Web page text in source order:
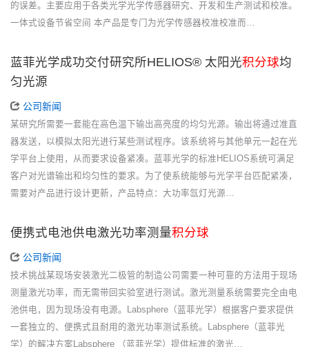
的误差。主要应用于各类光学光学传感器研究、开发和生产测试和校准。
一体式设备节省空间 本产品是专门为光学传感器校准校准而…
蓝菲光学成功交付研究所HELIOS® 太阳光积分球均
匀光源
公司新闻
某研究所需要一套能在高色温下输出高亮度的均匀光源。输出将通过准直
器发送，以模拟太阳光进行某些测试程序。该系统将与其他单元一起在光
学平台上使用，从而要求设备紧凑。蓝菲光学的标准HELIOS系统可满足
客户对光谱输出和均匀性的要求。为了使系统能够与光学平台匹配紧凑，
需要对产品进行设计更新，产品特点：大功率氙灯光源…
便携式电池供电激光功率测量积分球
公司新闻
技术挑战某现场安装激光二极管的制造公司需要一种可靠的方法用于现场
测量激光功率，而无需带回实验室进行测试。激光测量系统需要完全由电
池供电，因为现场没有电源。Labsphere（蓝菲光学）根据客户要求提供
一套独立的、便携式且耐用的激光功率测试系统。Labsphere（蓝菲光
学）的解决方案Labsphere （蓝菲光学）提供标准的激光…